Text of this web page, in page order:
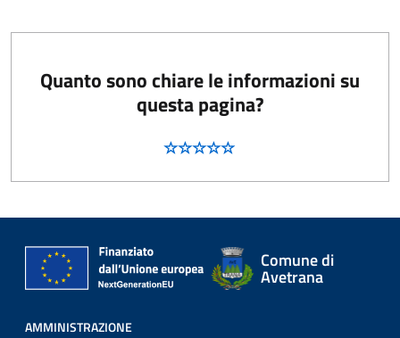
Quanto sono chiare le informazioni su
questa pagina?
Comune di
Avetrana
AMMINISTRAZIONE